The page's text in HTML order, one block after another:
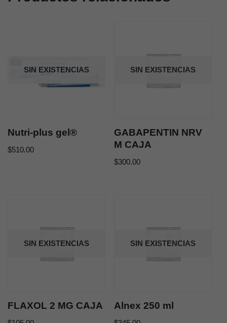
SIN EXISTENCIAS
Nutri-plus gel®
$510.00
SIN EXISTENCIAS
GABAPENTIN NRV
M CAJA
$300.00
SIN EXISTENCIAS
FLAXOL 2 MG CAJA
SIN EXISTENCIAS
Alnex 250 ml